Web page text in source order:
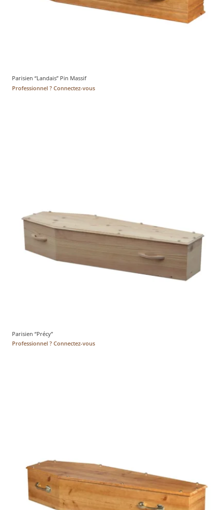
Parisien “Landais” Pin Massif
Professionnel ? Connectez-vous
Parisien “Précy”
Professionnel ? Connectez-vous